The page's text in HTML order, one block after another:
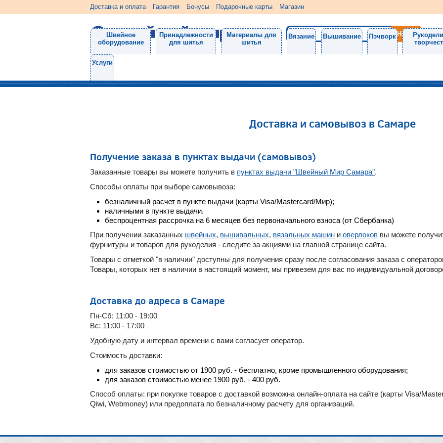
Доставка и оплата Гарантия Бонусы Подарочные карты Магазин
Швейное
оборудование
Принадлежности
для шитья
Материалы для
шитья
Вязание Вышивание Пэчворк
Услуги
Доставка и самовывоз в Самаре
Получение заказа в пунктах выдачи (самовывоз)
Заказанные товары вы можете получить в пунктах выдачи "Швейный Мир Самара".
Способы оплаты при выборе самовывоза:
безналичный расчет в пункте выдачи (карты Visa/Mastercard/Мир);
наличными в пункте выдачи.
беспроцентная рассрочка на 6 месяцев без первоначального взноса (от Сбербанка)
При получении заказанных швейных, вышивальных, вязальных машин и оверлоков вы можете
фурнитуры и товаров для рукоделия - следите за акциями на главной странице сайта.
Товары с отметкой "в наличии" доступны для получения сразу после согласования заказа с
Товары, которых нет в наличии в настоящий момент, мы привезем для вас по индивидуальной
Доставка до адреса в Самаре
Пн-Сб: 11:00 - 19:00
Вс: 11:00 - 17:00
Удобную дату и интервал времени с вами согласует оператор.
Стоимость доставки:
для заказов стоимостью от 1900 руб. - бесплатно, кроме промышленного оборудования;
для заказов стоимостью менее 1900 руб. - 400 руб.
Способ оплаты: при покупке товаров с доставкой возможна онлайн-оплата на сайте (карты Visa/
Qiwi, Webmoney) или предоплата по безналичному расчету для организаций.